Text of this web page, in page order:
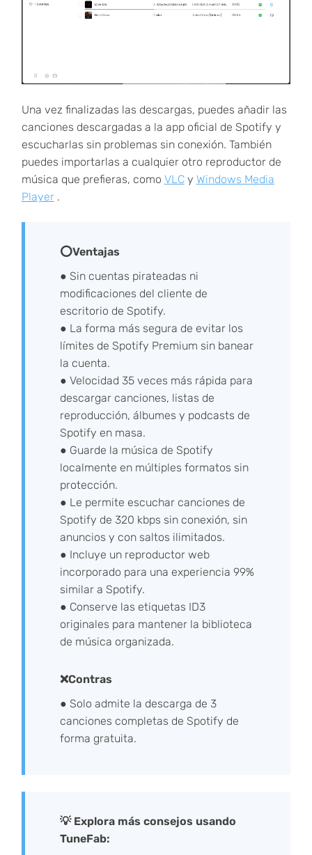
Una vez finalizadas las descargas, puedes añadir las
canciones descargadas a la app oficial de Spotify y
escucharlas sin problemas sin conexión. También
puedes importarlas a cualquier otro reproductor de
música que prefieras, como VLCy Windows Media
Player.
⭕Ventajas
● Sin cuentas pirateadas ni
modificaciones del cliente de
escritorio de Spotify.
● La forma más segura de evitar los
límites de Spotify Premium sin banear
la cuenta.
● Velocidad 35 veces más rápida para
descargar canciones, listas de
reproducción, álbumes y podcasts de
Spotify en masa.
● Guarde la música de Spotify
localmente en múltiples formatos sin
protección.
● Le permite escuchar canciones de
Spotify de 320 kbps sin conexión, sin
anuncios y con saltos ilimitados.
● Incluye un reproductor web
incorporado para una experiencia 99%
similar a Spotify.
● Conserve las etiquetas ID3
originales para mantener la biblioteca
de música organizada.
❌Contras
● Solo admite la descarga de 3
canciones completas de Spotify de
forma gratuita.
💡 Explora más consejos usando
TuneFab: